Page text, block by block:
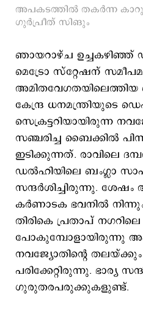
അപകടത്തില്‍ തകര്‍ന്ന കാറും
ഗുര്‍പ്രീത് സിങും
ഞായറാഴ്ച ഉച്ചകഴിഞ്ഞ്
മെട്രോ സ്റ്റേഷന്
കേന്ദ്ര ധനമന്ത്രിയുടെ
സെക്രട്ടറിയായിരുന്ന
സഞ്ചരിച്ച ബൈക്കില്‍
ഇടിക്കുന്നത്. രാവിലെ
ഡൽഹിയിലെ ബംഗ്ലാ
സന്ദർശിച്ചിരുന്നു.
കർണാടക ഭവനിൽ നിന്നും
തിരികെ പ്രതാപ് നഗറിലെ
പോകുമ്പോളായിരുന്നു
നവജ്യോതിന്‍റെ
പരിക്കേറ്റിരുന്നു. ഭാര്യ
ഗുരുതരപരുക്കുകളുണ്ട്.